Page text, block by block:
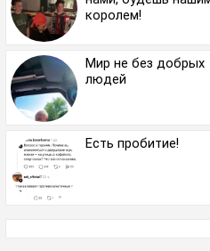
королем!
Мир не без добрых
людей
Есть пробитие!